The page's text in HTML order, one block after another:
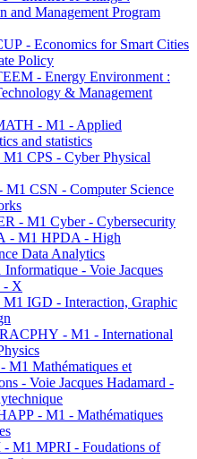
and Management Program
- Economics for Smart Cities
Policy
- Energy Environment :
& Management
- M1 - Applied
and statistics
CPS - Cyber Physical
M1 CSN - Computer Science
- M1 Cyber - Cybersecurity
- M1 HPDA - High
Data Analytics
- Voie Jacques
- X
IGD - Interaction, Graphic
- M1 - International
M1 Mathématiques et
- Voie Jacques Hadamard -
- M1 - Mathématiques
M1 MPRI - Foudations of